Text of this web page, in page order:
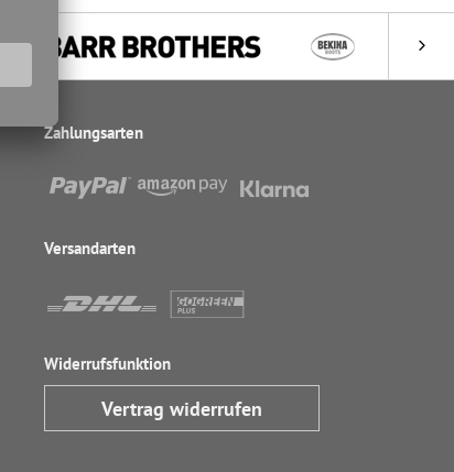
Zahlungsarten
Versandarten
Widerrufsfunktion
Vertrag widerrufen